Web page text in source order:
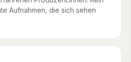
Aufnahmen, die sich sehen